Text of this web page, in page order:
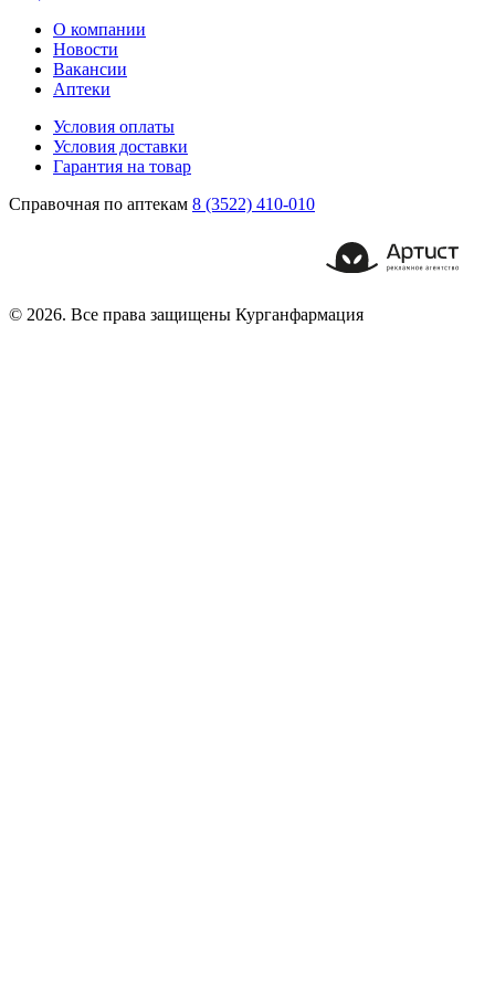
О компании
Новости
Вакансии
Аптеки
Условия оплаты
Условия доставки
Гарантия на товар
Справочная по аптекам 8 (3522) 410-010
© 2026. Все права защищены Курганфармация